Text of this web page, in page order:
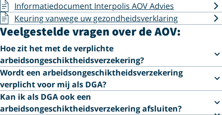
Informatiedocument Interpolis AOV Advies
Keuring vanwege uw gezondheidsverklaring
Veelgestelde vragen over de AOV:
Hoe zit het met de verplichte
arbeidsongeschiktheidsverzekering?
Wordt een arbeidsongeschiktheidsverzekering
verplicht voor mij als DGA?
Kan ik als DGA ook een
arbeidsongeschiktheidsverzekering afsluiten?